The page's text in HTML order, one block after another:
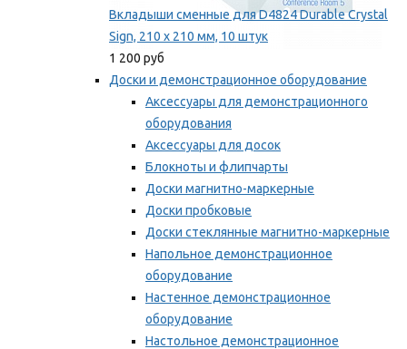
Вкладыши сменные для D4824 Durable Crystal
Sign, 210 x 210 мм, 10 штук
1 200 руб
Доски и демонстрационное оборудование
Аксессуары для демонстрационного
оборудования
Аксессуары для досок
Блокноты и флипчарты
Доски магнитно-маркерные
Доски пробковые
Доски стеклянные магнитно-маркерные
Напольное демонстрационное
оборудование
Настенное демонстрационное
оборудование
Настольное демонстрационное